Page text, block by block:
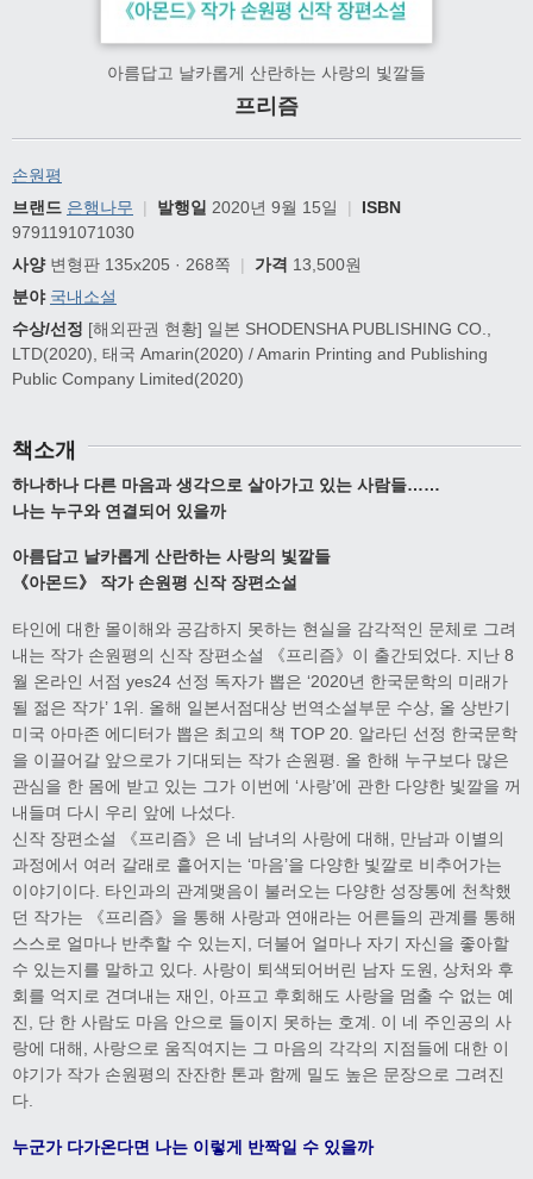
아름답고 날카롭게 산란하는 사랑의 빛깔들
프리즘
손원평
브랜드 은행나무 | 발행일 2020년 9월 15일 |
ISBN
9791191071030
사양변형판 135x205 · 268쪽 | 가격 13,500원
분야 국내소설
수상/선정 [해외판권 현황] 일본 SHODENSHA PUBLISHING CO.,
LTD(2020), 태국 Amarin(2020) / Amarin Printing and Publishing
Public Company Limited(2020)
책소개
하나하나 다른 마음과 생각으로 살아가고 있는 사람들……
나는 누구와 연결되어 있을까
아름답고 날카롭게 산란하는 사랑의 빛깔들
《아몬드》 작가 손원평 신작 장편소설
타인에 대한 몰이해와 공감하지 못하는 현실을 감각적인 문체로 그려
내는 작가 손원평의 신작 장편소설 《프리즘》이 출간되었다. 지난 8
월 온라인 서점 yes24 선정 독자가 뽑은 ‘2020년 한국문학의 미래가
될 젊은 작가’ 1위. 올해 일본서점대상 번역소설부문 수상, 올 상반기
미국 아마존 에디터가 뽑은 최고의 책 TOP 20. 알라딘 선정 한국문학
을 이끌어갈 앞으로가 기대되는 작가 손원평. 올 한해 누구보다 많은
관심을 한 몸에 받고 있는 그가 이번에 ‘사랑’에 관한 다양한 빛깔을 꺼
내들며 다시 우리 앞에 나섰다.
신작 장편소설 《프리즘》은 네 남녀의 사랑에 대해, 만남과 이별의
과정에서 여러 갈래로 흩어지는 ‘마음’을 다양한 빛깔로 비추어가는
이야기이다. 타인과의 관계맺음이 불러오는 다양한 성장통에 천착했
던 작가는 《프리즘》을 통해 사랑과 연애라는 어른들의 관계를 통해
스스로 얼마나 반추할 수 있는지, 더불어 얼마나 자기 자신을 좋아할
수 있는지를 말하고 있다. 사랑이 퇴색되어버린 남자 도원, 상처와 후
회를 억지로 견뎌내는 재인, 아프고 후회해도 사랑을 멈출 수 없는 예
진, 단 한 사람도 마음 안으로 들이지 못하는 호계. 이 네 주인공의 사
랑에 대해, 사랑으로 움직여지는 그 마음의 각각의 지점들에 대한 이
야기가 작가 손원평의 잔잔한 톤과 함께 밀도 높은 문장으로 그려진
다.
누군가 다가온다면 나는 이렇게 반짝일 수 있을까